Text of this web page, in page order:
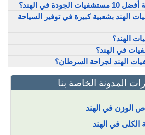
في الهند؟
الهند بشعبية كبيرة في توفير السياحة
الهند؟
في الهند؟
الهند لجراحة السرطان؟
المدونة الخاصة بنا
الوزن في الهند
في الهند